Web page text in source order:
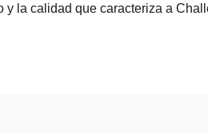
y la calidad que caracteriza a